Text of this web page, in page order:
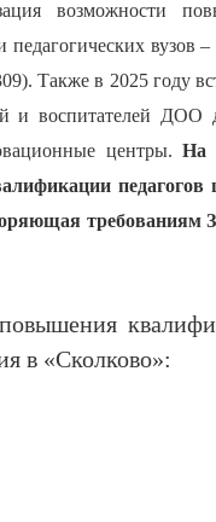
возможности
вузов –
Также в 2025 году
и воспитателей ДОО
центры.На
требованиям
в «Сколково»: